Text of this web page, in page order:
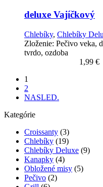
deluxe Vajíčkový
Chlebíky, Chlebíky
Zloženie: Pečivo veka,
tvrdo, ozdoba
1,99 €
1
2
NASLED.
Kategórie
Croissanty (3)
Chlebíky (19)
Chlebíky Deluxe (9)
Kanapky (4)
Obložené misy (5)
Pečivo (2)